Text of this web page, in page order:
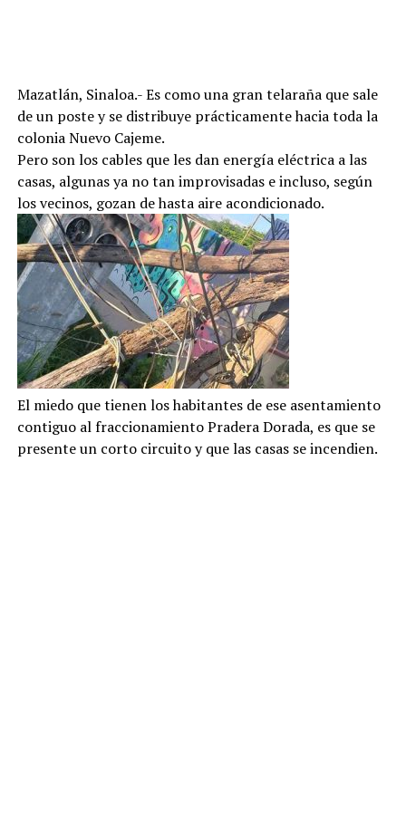
Mazatlán, Sinaloa.- Es como una gran telaraña que sale
de un poste y se distribuye prácticamente hacia toda la
colonia Nuevo Cajeme.
Pero son los cables que les dan energía eléctrica a las
casas, algunas ya no tan improvisadas e incluso, según
los vecinos, gozan de hasta aire acondicionado.
El miedo que tienen los habitantes de ese asentamiento
contiguo al fraccionamiento Pradera Dorada, es que se
presente un corto circuito y que las casas se incendien.